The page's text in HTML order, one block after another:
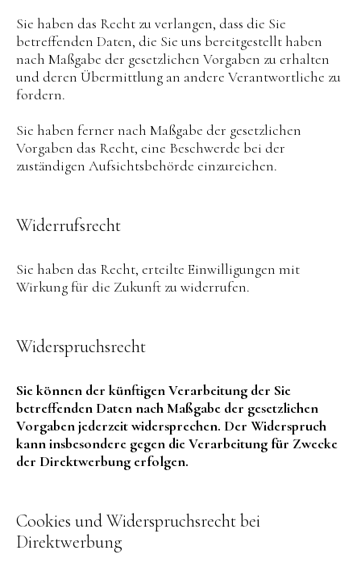
Sie haben das Recht zu verlangen, dass die Sie
betreffenden Daten, die Sie uns bereitgestellt haben
nach Maßgabe der gesetzlichen Vorgaben zu erhalten
und deren Übermittlung an andere Verantwortliche zu
fordern.
Sie haben ferner nach Maßgabe der gesetzlichen
Vorgaben das Recht, eine Beschwerde bei der
zuständigen Aufsichtsbehörde einzureichen.
Widerrufsrecht
Sie haben das Recht, erteilte Einwilligungen mit
Wirkung für die Zukunft zu widerrufen.
Widerspruchsrecht
Sie können der künftigen Verarbeitung der Sie
betreffenden Daten nach Maßgabe der gesetzlichen
Vorgaben jederzeit widersprechen. Der Widerspruch
kann insbesondere gegen die Verarbeitung für Zwecke
der Direktwerbung erfolgen.
Cookies und Widerspruchsrecht bei
Direktwerbung